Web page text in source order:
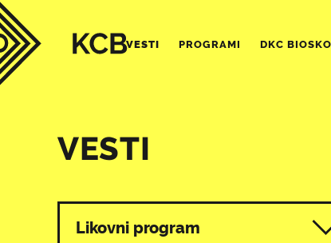
VESTI PROGRAMI DKC
VESTI
Svi programi
Likovni program